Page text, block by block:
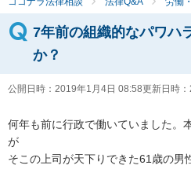
7年前の組織的なパワハ
か？
公開日時： 2019年1月4日 08:58更新日時：
何年も前に行政で働いていました。
が
そこの上司が天下りできた61歳の男